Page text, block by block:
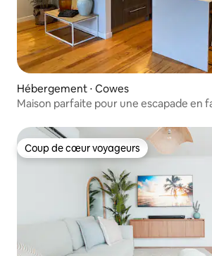
Hébergement ⋅ Cowes
Maison parfaite pour une escapade en
Coup de cœur voyageurs
Coup de cœur voyageurs